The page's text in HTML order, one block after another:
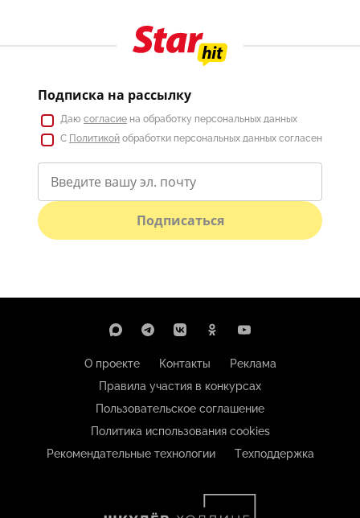
Подписка на рассылку
Даю согласие на обработку персональных данных
С Политикой обработки персональных данных согласен
Подписаться
О проекте Контакты
Реклама
Правила участия в конкурсах
Пользовательское соглашение
Политика использования cookies
Рекомендательные технологии
Техподдержка